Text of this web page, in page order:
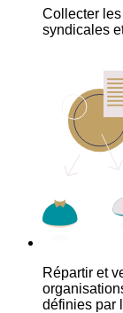
Collecter
syndicales
Répartir et
définies par